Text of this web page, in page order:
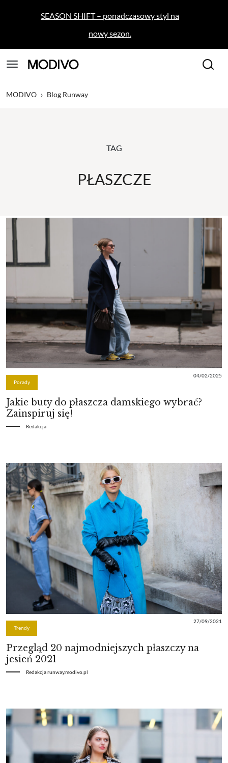
SEASON SHIFT – ponadczasowy styl na
nowy sezon.
MODIVO › Blog Runway
TAG
PŁASZCZE
Porady
04/02/2025
Jakie buty do płaszcza damskiego wybrać?
Zainspiruj się!
Redakcja
Trendy
27/09/2021
Przegląd 20 najmodniejszych płaszczy na
jesień 2021
Redakcja runway.modivo.pl